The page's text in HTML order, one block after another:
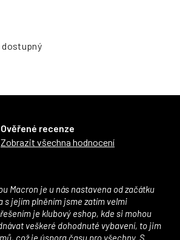
dostupný
Ověřené recenze
Zobrazit všechna hodnocení
s jejím plněním jsme zatím velmi
je klubový eshop, kde si mohou
veškeré dohodnuté vybavení, to jim
což je úspora času pro všechny. S